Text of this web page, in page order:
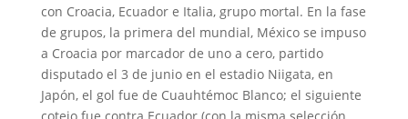
con Croacia, Ecuador e Italia, grupo mortal. En la fase
de grupos, la primera del mundial, México se impuso
a Croacia por marcador de uno a cero, partido
disputado el 3 de junio en el estadio Niigata, en
Japón, el gol fue de Cuauhtémoc Blanco; el siguiente
cotejo fue contra Ecuador (con la misma selección